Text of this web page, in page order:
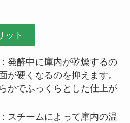
ット
：発酵中に庫内が乾燥するの
が硬くなるのを抑えます。
かでふっくらとした仕上が
スチームによって庫内の温